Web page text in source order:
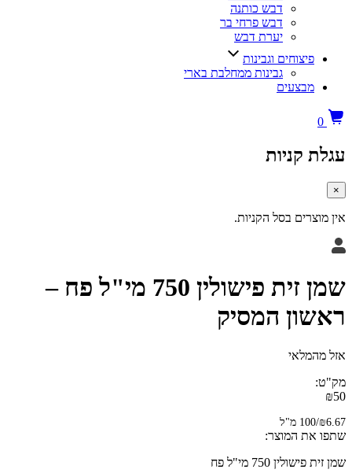
דבש כותנה
דבש פרחי בר
יערת דבש
וגבינות
גבינות ממחלבת בארי
בסל הקניות.
שמן זית פישולין 750 מי"ל פח –
המסיק
המוצר:
750 מי"ל פח